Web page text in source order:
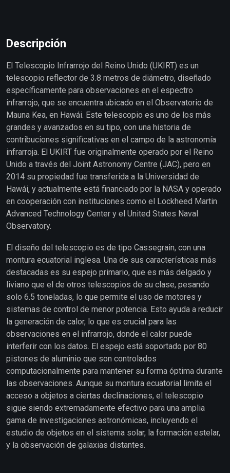
Descripción
El Telescopio Infrarrojo del Reino Unido (UKIRT) es un
telescopio reflector de 3.8 metros de diámetro, diseñado
específicamente para observaciones en el espectro
infrarrojo, que se encuentra ubicado en el Observatorio de
Mauna Kea, en Hawái. Este telescopio es uno de los más
grandes y avanzados en su tipo, con una historia de
contribuciones significativas en el campo de la astronomía
infrarroja. El UKIRT fue originalmente operado por el Reino
Unido a través del Joint Astronomy Centre (JAC), pero en
2014 su propiedad fue transferida a la Universidad de
Hawái, y actualmente está financiado por la NASA y operado
en cooperación con instituciones como el Lockheed Martin
Advanced Technology Center y el United States Naval
Observatory.
El diseño del telescopio es de tipo Cassegrain, con una
montura ecuatorial inglesa. Una de sus características más
destacadas es su espejo primario, que es más delgado y
liviano que el de otros telescopios de su clase, pesando
solo 6.5 toneladas, lo que permite el uso de motores y
sistemas de control de menor potencia. Esto ayuda a reducir
la generación de calor, lo que es crucial para las
observaciones en el infrarrojo, donde el calor puede
interferir con los datos. El espejo está soportado por 80
pistones de aluminio que son controlados
computacionalmente para mantener su forma óptima durante
las observaciones. Aunque su montura ecuatorial limita el
acceso a objetos a ciertas declinaciones, el telescopio
sigue siendo extremadamente efectivo para una amplia
gama de investigaciones astronómicas, incluyendo el
estudio de objetos en el sistema solar, la formación estelar,
y la observación de galaxias distantes.